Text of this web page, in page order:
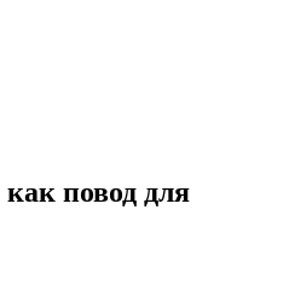
повод для